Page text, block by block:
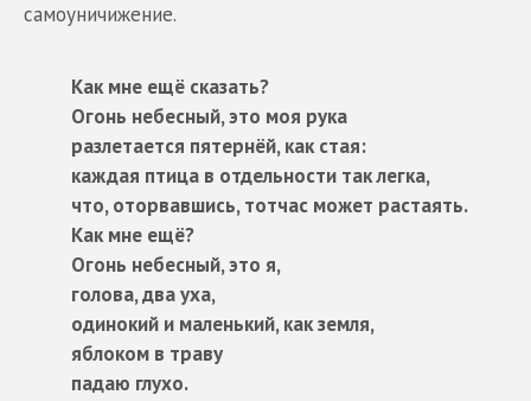
самоуничижение.
Как мне ещё сказать?
Огонь небесный, это моя рука
разлетается пятернёй, как стая:
каждая птица в отдельности так легка,
что, оторвавшись, тотчас может растаять.
Как мне ещё?
Огонь небесный, это я,
голова, два уха,
одинокий и маленький, как земля,
яблоком в траву
падаю глухо.